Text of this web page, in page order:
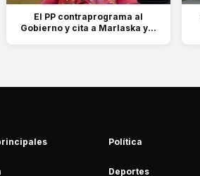
El PP contraprograma al
Gobierno y cita a Marlaska y...
Política
Deportes